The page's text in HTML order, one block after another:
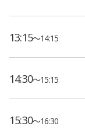
13:15〜14:15
14:30〜15:15
15:30〜16:30